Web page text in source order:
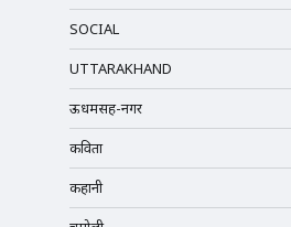
SOCIAL
UTTARAKHAND
ऊधमसिंह-नगर
कविता
कहानी